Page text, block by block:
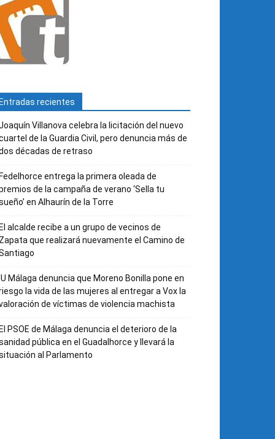
recientes
Villanova celebra la licitación del nuevo
de la Guardia Civil, pero denuncia más de
décadas de retraso
entrega la primera oleada de
de la campaña de verano ‘Sella tu
en Alhaurín de la Torre
alcalde recibe a un grupo de vecinos de
que realizará nuevamente el Camino de
Málaga denuncia que Moreno Bonilla pone en
la vida de las mujeres al entregar a Vox la
de víctimas de violencia machista
PSOE de Málaga denuncia el deterioro de la
pública en el Guadalhorce y llevará la
al Parlamento